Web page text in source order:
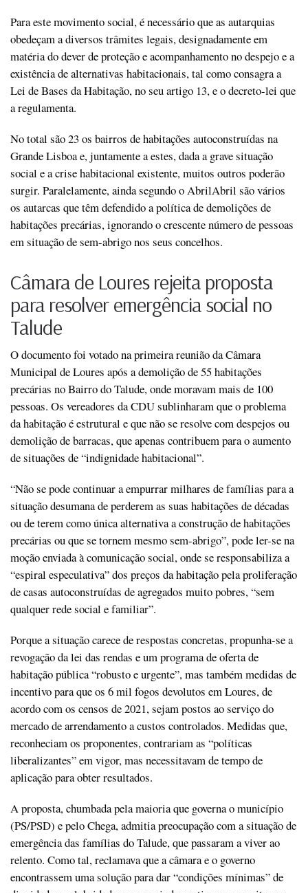
Para este movimento social, é necessário que as autarquias
obedeçam a diversos trâmites legais, designadamente em
matéria do dever de proteção e acompanhamento no despejo e a
existência de alternativas habitacionais, tal como consagra a
Lei de Bases da Habitação, no seu artigo 13, e o decreto-lei que
a regulamenta.
No total são 23 os bairros de habitações autoconstruídas na
Grande Lisboa e, juntamente a estes, dada a grave situação
social e a crise habitacional existente, muitos outros poderão
surgir. Paralelamente, ainda segundo o AbrilAbril são vários
os autarcas que têm defendido a política de demolições de
habitações precárias, ignorando o crescente número de pessoas
em situação de sem-abrigo nos seus concelhos.
Câmara de Loures rejeita proposta
para resolver emergência social no
Talude
O documento foi votado na primeira reunião da Câmara
Municipal de Loures após a demolição de 55 habitações
precárias no Bairro do Talude, onde moravam mais de 100
pessoas. Os vereadores da CDU sublinharam que o problema
da habitação é estrutural e que não se resolve com despejos ou
demolição de barracas, que apenas contribuem para o aumento
de situações de “indignidade habitacional”.
“Não se pode continuar a empurrar milhares de famílias para a
situação desumana de perderem as suas habitações de décadas
ou de terem como única alternativa a construção de habitações
precárias ou que se tornem mesmo sem-abrigo”, pode ler-se na
moção enviada à comunicação social, onde se responsabiliza a
“espiral especulativa” dos preços da habitação pela proliferação
de casas autoconstruídas de agregados muito pobres, “sem
qualquer rede social e familiar”.
Porque a situação carece de respostas concretas, propunha-se a
revogação da lei das rendas e um programa de oferta de
habitação pública “robusto e urgente”, mas também medidas de
incentivo para que os 6 mil fogos devolutos em Loures, de
acordo com os censos de 2021, sejam postos ao serviço do
mercado de arrendamento a custos controlados. Medidas que,
reconheciam os proponentes, contrariam as “políticas
liberalizantes” em vigor, mas necessitavam de tempo de
aplicação para obter resultados.
A proposta, chumbada pela maioria que governa o município
(PS/PSD) e pelo Chega, admitia preocupação com a situação de
emergência das famílias do Talude, que passaram a viver ao
relento. Como tal, reclamava que a câmara e o governo
encontrassem uma solução para dar “condições mínimas” de